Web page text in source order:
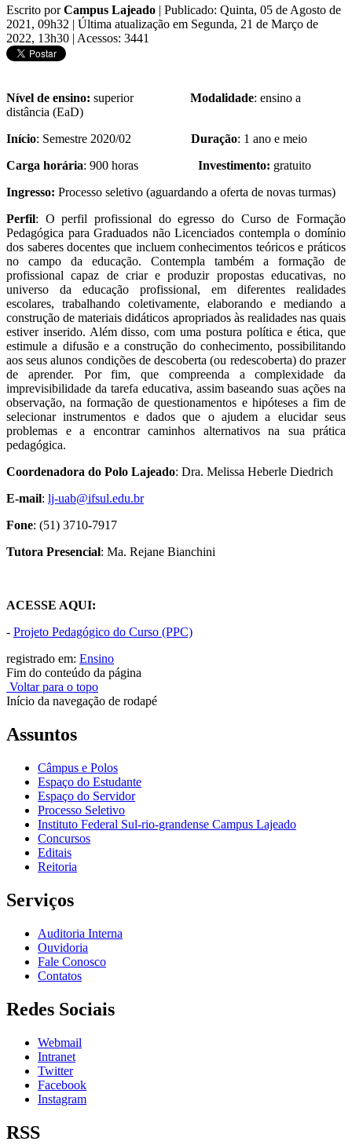
Escrito porCampus Lajeado | Publicado: Quinta, 05 de Agosto de
2021, 09h32 | Última atualização em Segunda, 21 de Março de
2022, 13h30 | Acessos: 3441
Nível de ensino: superior Modalidade: ensino a
distância (EaD)
Início: Semestre 2020/02 Duração: 1 ano e meio
Carga horária: 900 horas Investimento: gratuito
Ingresso: Processo seletivo (aguardando a oferta de novas turmas)
Perfil: O perfil profissional do egresso do Curso de Formação
Pedagógica para Graduados não Licenciados contempla o domínio
dos saberes docentes que incluem conhecimentos teóricos e práticos
no campo da educação. Contempla também a formação de
profissional capaz de criar e produzir propostas educativas, no
universo da educação profissional, em diferentes realidades
escolares, trabalhando coletivamente, elaborando e mediando a
construção de materiais didáticos apropriados às realidades nas quais
estiver inserido. Além disso, com uma postura política e ética, que
estimule a difusão e a construção do conhecimento, possibilitando
aos seus alunos condições de descoberta (ou redescoberta) do prazer
de aprender. Por fim, que compreenda a complexidade da
imprevisibilidade da tarefa educativa, assim baseando suas ações na
observação, na formação de questionamentos e hipóteses a fim de
selecionar instrumentos e dados que o ajudem a elucidar seus
problemas e a encontrar caminhos alternativos na sua prática
pedagógica.
Coordenadora do Polo Lajeado: Dra. Melissa Heberle Diedrich
E-mail: lj-uab@ifsul.edu.br
Fone: (51) 3710-7917
Tutora Presencial: Ma. Rejane Bianchini
ACESSE AQUI:
- Projeto Pedagógico do Curso (PPC)
registrado em: Ensino
Fim do conteúdo da página
Voltar para o topo
Início da navegação de rodapé
Assuntos
Câmpus e Polos
Espaço do Estudante
Espaço do Servidor
Processo Seletivo
Instituto Federal Sul-rio-grandense Campus Lajeado
Concursos
Editais
Reitoria
Serviços
Auditoria Interna
Ouvidoria
Fale Conosco
Contatos
Redes Sociais
Webmail
Intranet
Twitter
Facebook
Instagram
RSS